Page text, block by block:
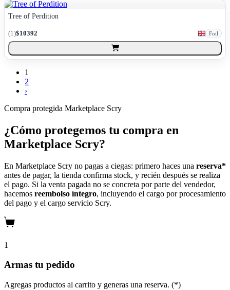
Tree of Perdition
(1)$10392 Foil
1
2
›
Compra protegida Marketplace Scry
¿Cómo protegemos tu compra en
Marketplace Scry?
En Marketplace Scry no pagas a ciegas: primero haces una reserva*
antes de pagar, la tienda confirma stock, y recién después se realiza
el pago. Si la venta pagada no se concreta por parte del vendedor,
hacemos reembolso íntegro, incluyendo el cargo por procesamiento
del pago y el cargo servicio Scry.
1
Armas tu pedido
Agregas productos al carrito y generas una reserva. (*)